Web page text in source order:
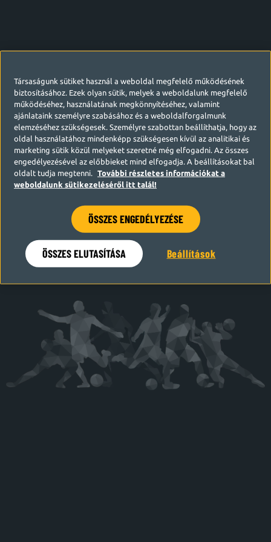
Hamarosan visszatérünk
Társaságunk sütiket használ a weboldal megfelelő működésének
biztosításához. Ezek olyan sütik, melyek a weboldalunk megfelelő
működéséhez, használatának megkönnyítéséhez, valamint
ajánlataink személyre szabásához és a weboldalforgalmunk
elemzéséhez szükségesek. Személyre szabottan beállíthatja, hogy az
oldal használatához mindenképp szükségesen kívül az analitikai és
marketing sütik közül melyeket szeretné még elfogadni. Az összes
engedélyezésével az előbbieket mind elfogadja. A beállításokat bal
oldalt tudja megtenni.
További részletes információkat a
weboldalunk sütikezeléséről itt talál!
ÖSSZES ENGEDÉLYEZÉSE
ÖSSZES ELUTASÍTÁSA Beállítások